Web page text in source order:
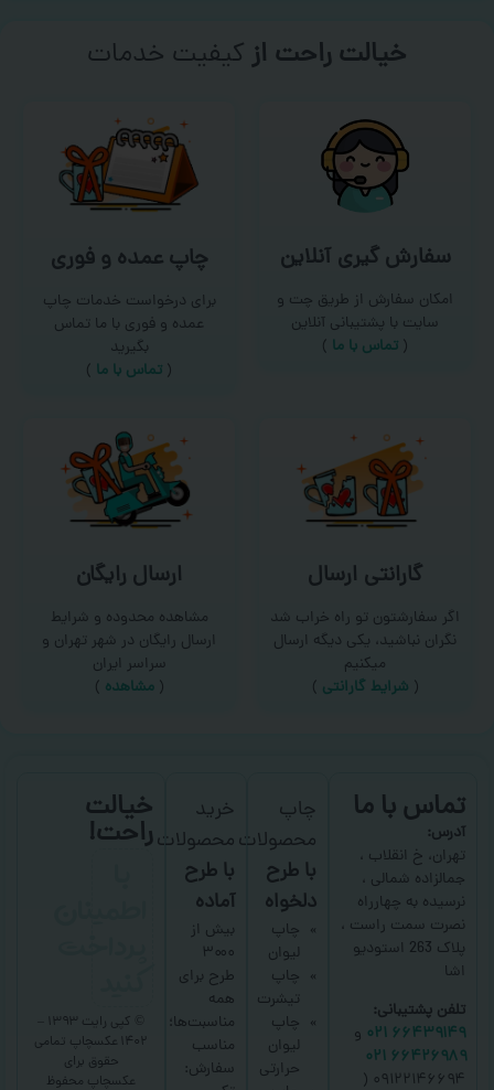
خیالت راحت ازکیفیت خدمات
سفارش گیری آنلاین
امکان سفارش از طریق چت و
سایت با پشتیبانی آنلاین
( تماس با ما‌ )
چاپ عمده و فوری
برای درخواست خدمات چاپ
عمده و فوری با ما تماس
بگیرید
( تماس با ما )
گارانتی ارسال
اگر سفارشتون تو راه خراب شد
نگران نباشید، یکی دیگه ارسال
میکنیم
( شرایط گارانتی )
ارسال رایگان
مشاهده محدوده و شرایط
ارسال رایگان در شهر تهران و
سراسر ایران
(مشاهده )
تماس با ما
آدرس:
تهران، خ انقلاب ،
جمالزاده شمالی ،
نرسیده به چهارراه
نصرت سمت راست ،
پلاک 263 استودیو
اشا
تلفن پشتیبانی:
۶۶۴۳۹۱۴۹ ۰۲۱
و
۶۶۴۲۶۹۸۹ ۰۲۱
۰۹۱۲۲۱۴۶۶۹۴ (
چاپ
محصولات
با طرح
دلخواه
چاپ
لیوان
چاپ
تیشرت
چاپ
لیوان
حرارتی
خرید
محصولات
با طرح
آماده
بیش از
۳۰۰۰
طرح برای
همه
مناسبت‌ها؛
مناسب
سفارش:
خیالت
راحت!
۱۴۰۲ عکسچاپ
تمامی
حقوق برای
عکسچاپ محفوظ